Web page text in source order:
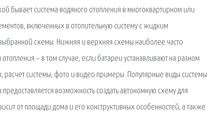
бывает система водяного отопления в многоквартирном или
включенных в отопительную систему с жидким
схемы. Нижняя и верхняя схемы наиболее часто
– в том случае, если батареи устанавливают на разном
расчет системы, фото и видео примеры. Популярные виды системы
возможность создать автономную схему для
от площади дома и его конструктивных особенностей, а также